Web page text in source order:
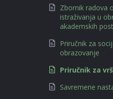
Zbornik radova
istraživanja u
akademskih
Priručnik za
obrazovanje
Priručnik za
Savremene